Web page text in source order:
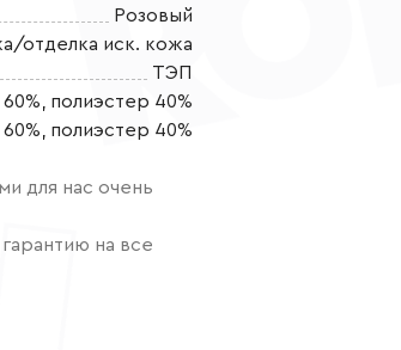
Розовый
отделка иск. кожа
ТЭП
полиэстер 40%
полиэстер 40%
для нас очень
на все